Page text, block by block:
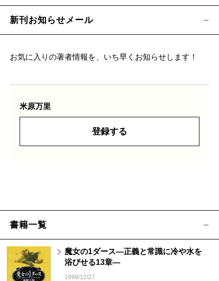
新刊お知らせメール
お気に入りの著者情報を、いち早くお知らせします！
米原万里
登録する
書籍一覧
魔女の1ダース―正義と常識に冷や水を
浴びせる13章―
1999/12/27